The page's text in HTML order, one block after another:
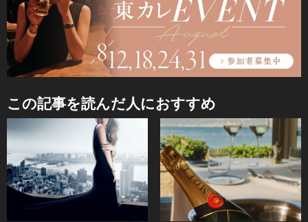
この記事を読んだ人におすすめ